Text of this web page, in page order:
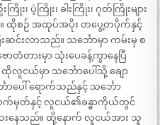
၊ ပဲ့ကြိုး၊ ခါးကြိုး၊ ဂုတ်ကြိုးများ
ပြီ။ ထိုစဉ် အထုပ်အပိုး တပွေ့တပိုက်နှင့်
င်းလာသည်။ သင်္ဘောမှာ ကမ်းမှ စ
ောတံတားမှာ သုံးပေခန့်ကွာနေပြီ
လူငယ်မှာ သင်္ဘောပေါ်သို့ ချော
ာပေါ် ရောက်သည်နှင့် သင်္ဘော
က်မှတ်နှင့် လူငယ်၏ခန္ဓာကိုယ်တွင်
ဆေးနေသည်။ ထို့နောက် လူငယ်အား သူ